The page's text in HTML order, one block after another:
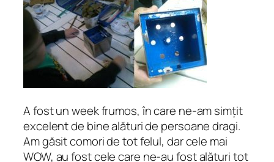
A fost un week frumos, în care ne-am simțit
excelent de bine alături de persoane dragi.
Am găsit comori de tot felul, dar cele mai
WOW, au fost cele care ne-au fost alături tot